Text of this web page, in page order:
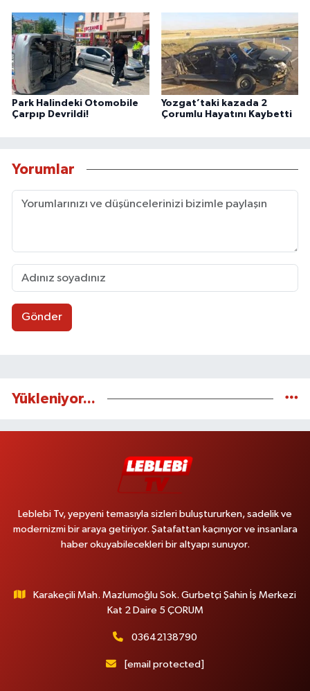
Park Halindeki Otomobile
Çarpıp Devrildi!
Yozgat’taki kazada 2
Çorumlu Hayatını Kaybetti
Yorumlar
Gönder
Yükleniyor...
Leblebi Tv, yepyeni temasıyla sizleri buluştururken, sadelik ve
modernizmi bir araya getiriyor. Şatafattan kaçınıyor ve insanlara
haber okuyabilecekleri bir altyapı sunuyor.
Karakeçili Mah. Mazlumoğlu Sok. Gurbetçi Şahin İş Merkezi
Kat 2 Daire 5 ÇORUM
03642138790
[email protected]